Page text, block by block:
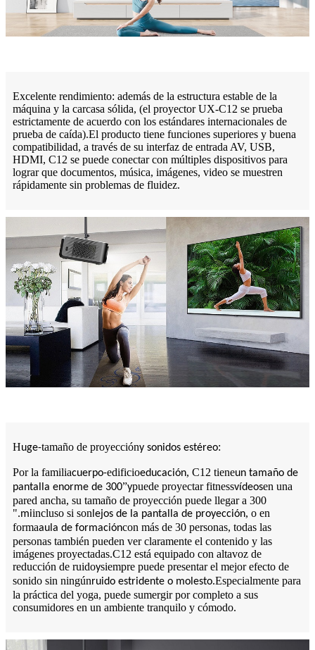
Excelente rendimiento: además de la estructura estable de la
máquina y la carcasa sólida, (el proyector UX-C12 se prueba
estrictamente de acuerdo con los estándares internacionales de
prueba de caída).El producto tiene funciones superiores y buena
compatibilidad, a través de su interfaz de entrada AV, USB,
HDMI, C12 se puede conectar con múltiples dispositivos para
lograr que documentos, música, imágenes, video se muestren
rápidamente sin problemas de fluidez.
Huge-tamaño de proyeccióny sonidos estéreo:
Por la familiacuerpo-edificioeducación, C12 tieneun tamaño de
pantalla enorme de 300”ypuede proyectar fitnessvídeosen una
pared ancha, su tamaño de proyección puede llegar a 300
".miincluso si sonlejos de la pantalla de proyección, o en
formaaula de formacióncon más de 30 personas, todas las
personas también pueden ver claramente el contenido y las
imágenes proyectadas.C12 está equipado con altavoz de
reducción de ruidoysiempre puede presentar el mejor efecto de
sonido sin ningúnruido estridente o molesto.Especialmente para
la práctica del yoga, puede sumergir por completo a sus
consumidores en un ambiente tranquilo y cómodo.